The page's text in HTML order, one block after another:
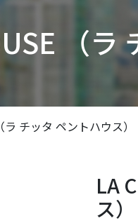
（ラ
チッタ ペントハウス）
LA
ス）